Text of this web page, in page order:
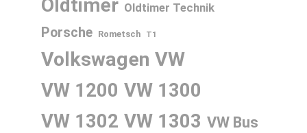
Oldtimer Oldtimer Technik
Porsche Rometsch T1
Volkswagen VW
VW 1200 VW 1300
VW 1302 VW 1303 VW Bus